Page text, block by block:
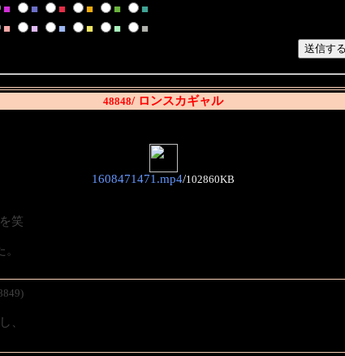
■ ■ ■ ■ ■
■
■ ■ ■ ■ ■ ■
48848/ ロンスカギャル
1608471471.mp4/102860KB
笑
、